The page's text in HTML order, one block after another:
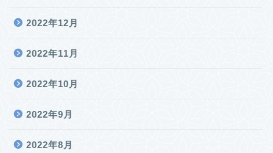
2022年12月
2022年11月
2022年10月
2022年9月
2022年8月